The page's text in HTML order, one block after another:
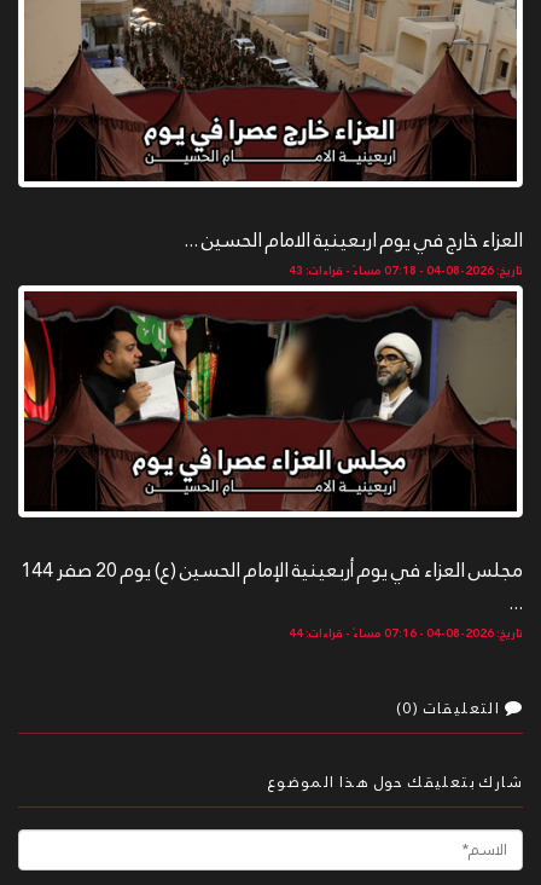
العزاء خارج في يوم اربعينية الامام الحسين ...
تاريخ: 2026-08-04 - 07:18 مساءً - قراءات: 43
مجلس العزاء في يوم أربعينية الإمام الحسين (ع) يوم 20 صفر 144
...
تاريخ: 2026-08-04 - 07:16 مساءً - قراءات: 44
التعليقات (0)
شارك بتعليقك حول هذا الموضوع